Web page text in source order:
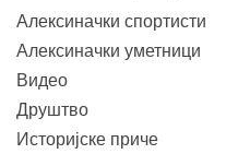
Алексиначки спортисти
Алексиначки уметници
Видео
Друштво
Историјске приче